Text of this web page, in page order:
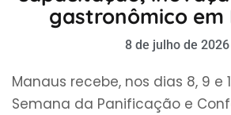
gastronômico em
8 de julho de 2026
Manaus recebe, nos dias 8, 9 e
Semana da Panificação e